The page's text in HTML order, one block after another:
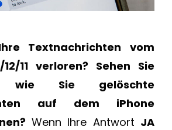
Textnachrichten vom
12/11 verloren? Sehen Sie
Sie gelöschte
auf dem iPhone
Wenn Ihre Antwort JA